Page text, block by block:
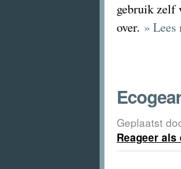
gebruik zelf
over. »
Geplaatst
Reageer